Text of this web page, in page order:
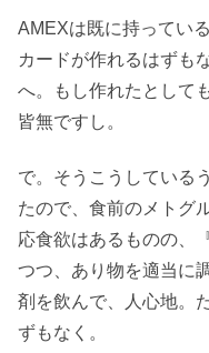
AMEXは既に持ってい
カードが作れるはずも
へ。もし作れたとして
皆無ですし。
で。そうこうしている
たので、食前のメトグ
応食欲はあるものの、
つつ、あり物を適当に
剤を飲んで、人心地。
ずもなく。